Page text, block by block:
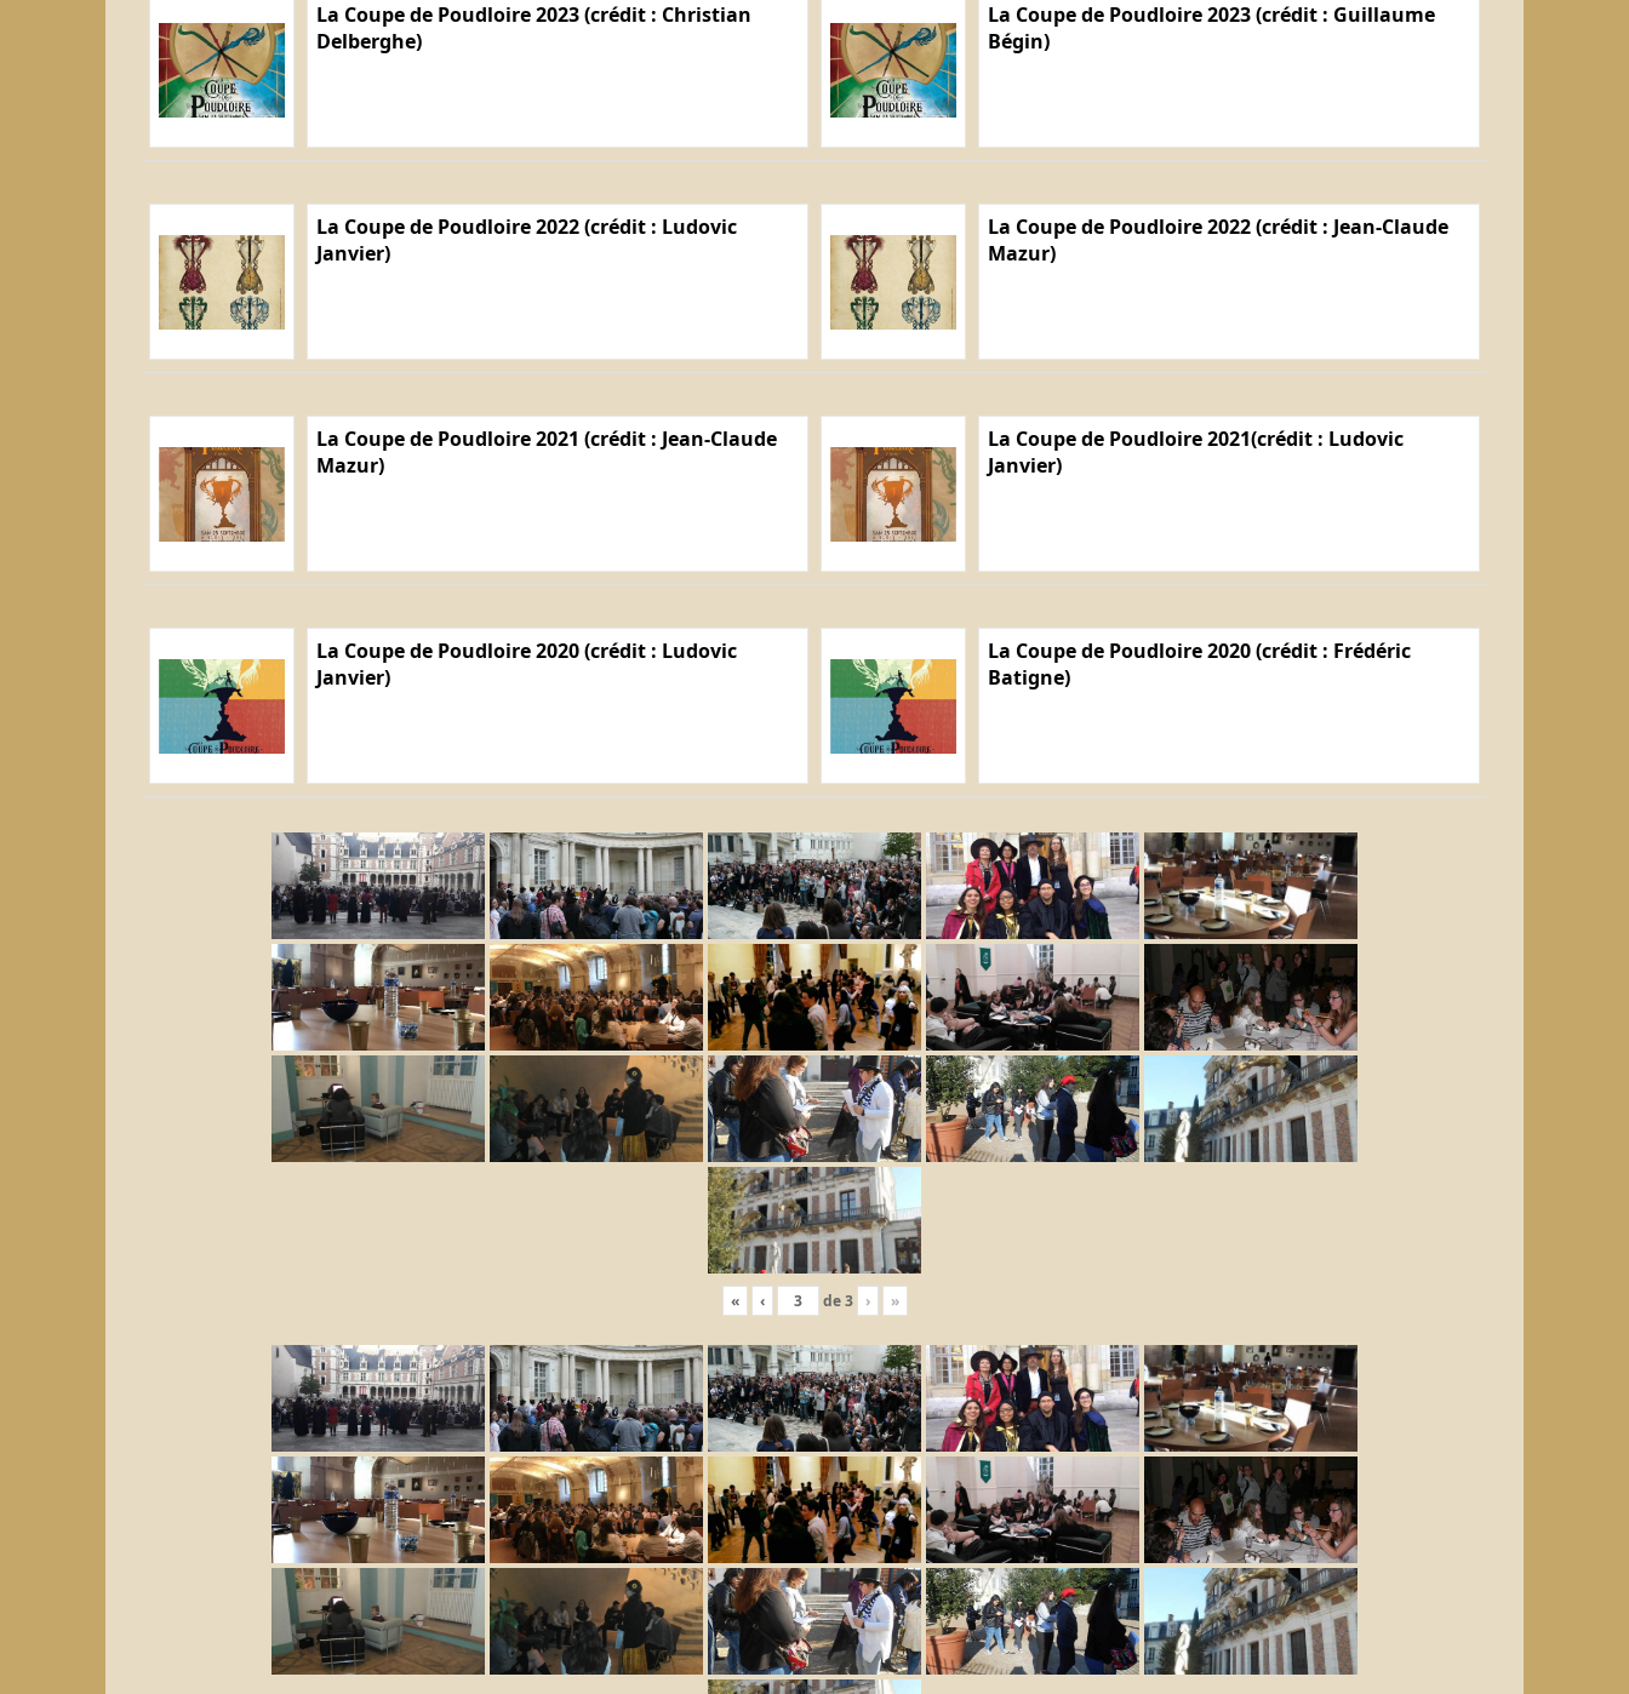
La Coupe de Poudloire 2023 (crédit : Christian
Delberghe)
La Coupe de Poudloire 2023 (crédit : Guillaume
Bégin)
La Coupe de Poudloire 2022 (crédit : Ludovic
Janvier)
La Coupe de Poudloire 2022 (crédit : Jean-Claude
Mazur)
La Coupe de Poudloire 2021 (crédit : Jean-Claude
Mazur)
La Coupe de Poudloire 2021(crédit : Ludovic
Janvier)
La Coupe de Poudloire 2020 (crédit : Ludovic
Janvier)
La Coupe de Poudloire 2020 (crédit : Frédéric
Batigne)
« ‹ de3 › »